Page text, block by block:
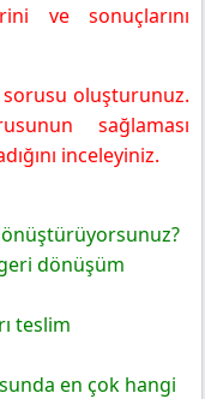
ve sonuçlarını
oluşturunuz.
sağlaması
inceleyiniz.
dönüşüm
teslim
en çok hangi